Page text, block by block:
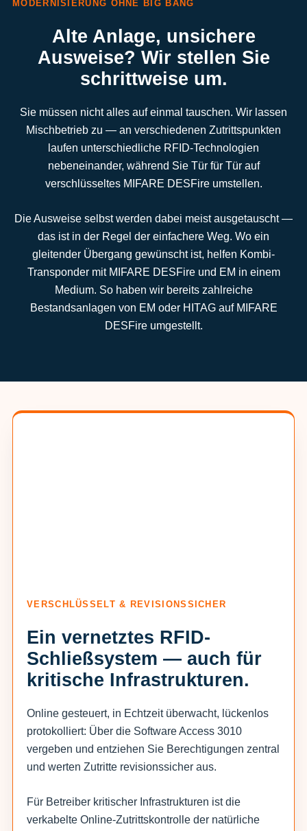
MODERNISIERUNG OHNE BIG BANG
Alte Anlage, unsichere
Ausweise? Wir stellen Sie
schrittweise um.
Sie müssen nicht alles auf einmal tauschen. Wir lassen
Mischbetrieb zu — an verschiedenen Zutrittspunkten
laufen unterschiedliche RFID-Technologien
nebeneinander, während Sie Tür für Tür auf
verschlüsseltes MIFARE DESFire umstellen.
Die Ausweise selbst werden dabei meist ausgetauscht —
das ist in der Regel der einfachere Weg. Wo ein
gleitender Übergang gewünscht ist, helfen Kombi-
Transponder mit MIFARE DESFire und EM in einem
Medium. So haben wir bereits zahlreiche
Bestandsanlagen von EM oder HITAG auf MIFARE
DESFire umgestellt.
VERSCHLÜSSELT & REVISIONSSICHER
Ein vernetztes RFID-
Schließsystem — auch für
kritische Infrastrukturen.
Online gesteuert, in Echtzeit überwacht, lückenlos
protokolliert: Über die Software Access 3010
vergeben und entziehen Sie Berechtigungen zentral
und werten Zutritte revisionssicher aus.
Für Betreiber kritischer Infrastrukturen ist die
verkabelte Online-Zutrittskontrolle der natürliche